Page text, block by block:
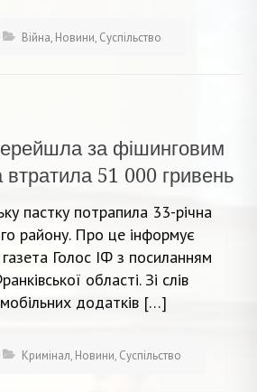
Війна, Новини, Суспільство
за фішинговим
51 000 гривень
пастку потрапила 33-річна
району. Про це інформує
Голос ІФ з посиланням
області. Зі слів
додатків […]
Кримінал, Новини, Суспільство